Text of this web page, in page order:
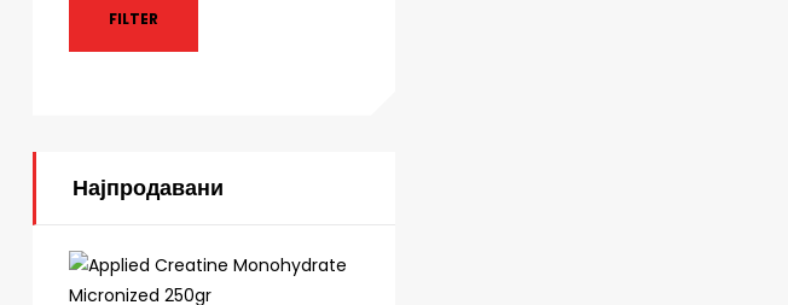
FILTER
Најпродавани